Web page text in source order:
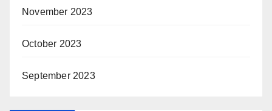
November 2023
October 2023
September 2023